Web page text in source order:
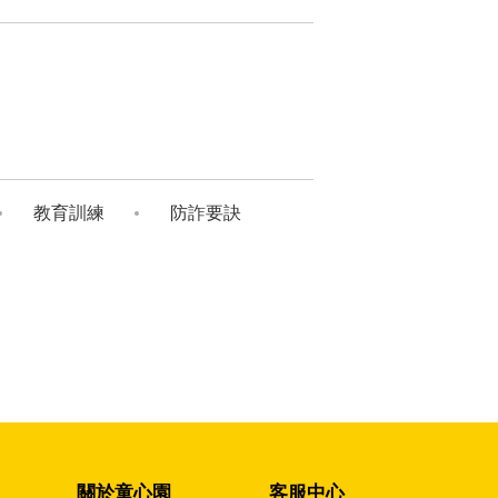
教育訓練 防詐要訣
關於童心園 客服中心